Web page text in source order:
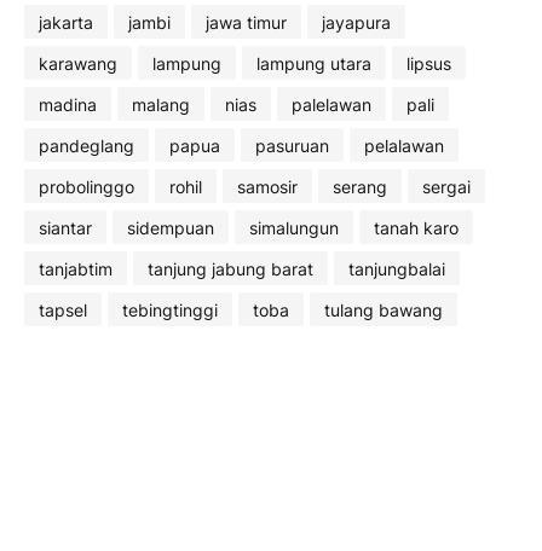
jakarta
jambi jawa timur
jayapura
karawang
lampung lampung utara
lipsus
madina
malang nias palelawan
pali
pandeglang
papua pasuruan
pelalawan
probolinggo
rohil samosir serang
sergai
siantar
sidempuan simalungun
tanah karo
tanjabtim
tanjung jabung barat
tanjungbalai
tapsel
tebingtinggi toba tulang bawang